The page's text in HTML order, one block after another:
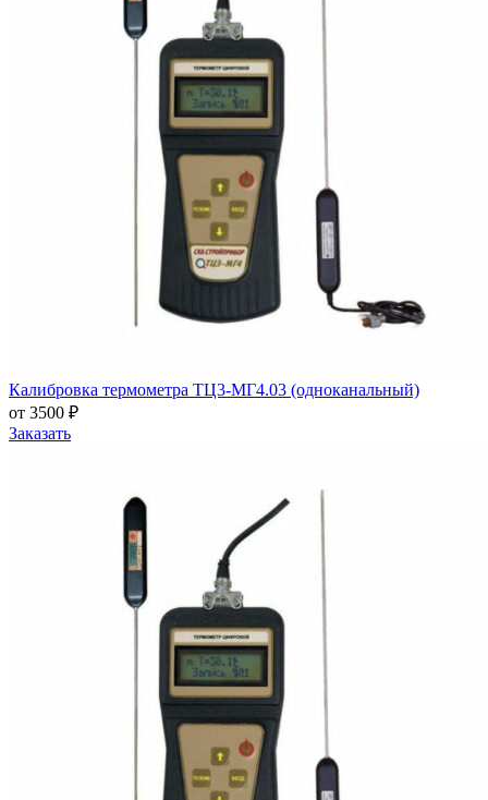
Калибровка термометра ТЦ3-МГ4.03 (одноканальный)
от 3500 ₽
Заказать